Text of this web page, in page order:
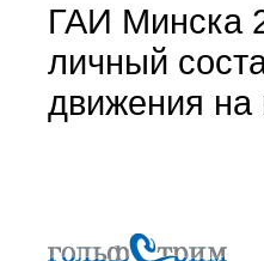
ГАИ Минска
личный
движения на